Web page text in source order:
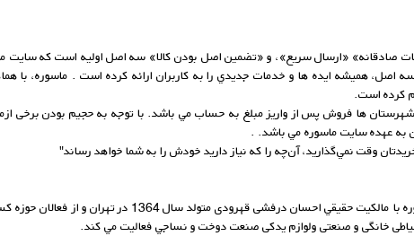
صادقانه» «ارسال سريع»، و «تضمين اصل بودن کالا» سه اصل اوليه است که سایت
اصل، هميشه ايده ها و خدمات جديدي را به کاربران ارائه کرده است . ماسوره، با
کرده است.
ها فروش پس از واريز مبلغ به حساب مي باشد. با توجه به حجيم بودن برخی
به عهده سایت ماسوره مي باشد. .
وقت نمي‌گذاريد، آن‌چه را که نياز داريد خودش را به شما خواهد رساند"
سایت ماسوره با مالکيت حقيقي احسان درفشی
خانگی و صنعتی ولوازم یدکی صنعت دوخت و نساجي فعاليت مي کند.